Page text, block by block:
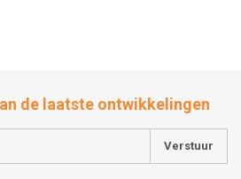
de laatste ontwikkelingen
Verstuur